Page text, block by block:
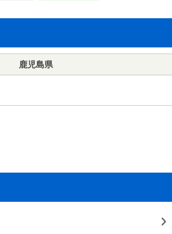
鹿児島県